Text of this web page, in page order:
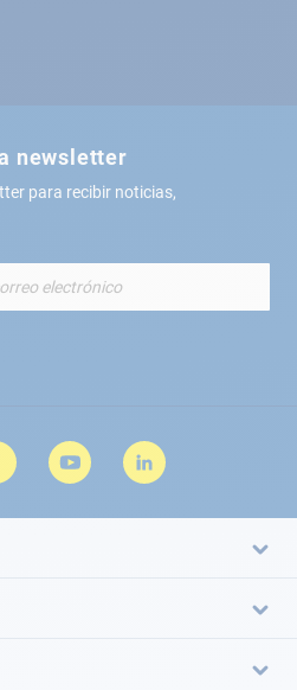
newsletter
para recibir noticias,